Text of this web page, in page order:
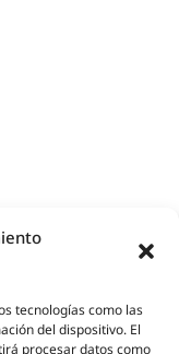
tecnologías como las
del dispositivo. El
procesar datos como